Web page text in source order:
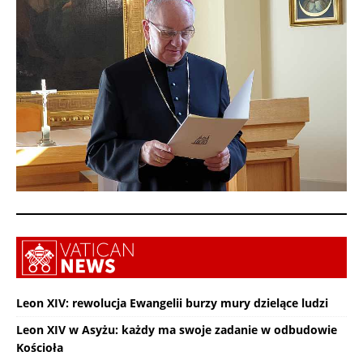
Leon XIV: rewolucja Ewangelii burzy mury dzielące ludzi
Leon XIV w Asyżu: każdy ma swoje zadanie w odbudowie
Kościoła